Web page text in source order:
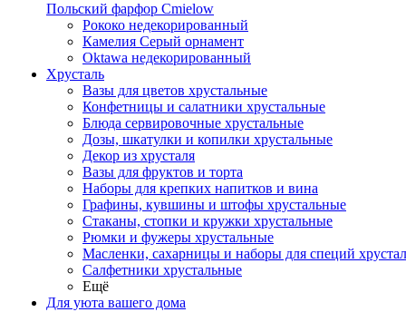
Польский фарфор Сmielow
Рококо недекорированный
Камелия Серый орнамент
Oktawa недекорированный
Хрусталь
Вазы для цветов хрустальные
Конфетницы и салатники хрустальные
Блюда сервировочные хрустальные
Дозы, шкатулки и копилки хрустальные
Декор из хрусталя
Вазы для фруктов и торта
Наборы для крепких напитков и вина
Графины, кувшины и штофы хрустальные
Стаканы, стопки и кружки хрустальные
Рюмки и фужеры хрустальные
Масленки, сахарницы и наборы для специй
Салфетники хрустальные
Ещё
Для уюта вашего дома